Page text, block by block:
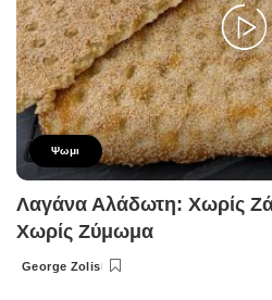
Ψωμι
Λαγάνα Αλάδωτη: Χωρίς
Χωρίς Ζύμωμα
Posted
George Zolis